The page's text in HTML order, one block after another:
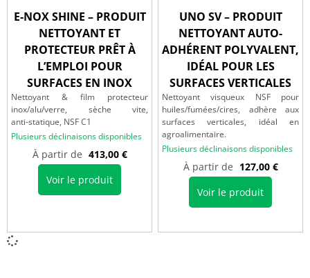
E-NOX SHINE – PRODUIT
NETTOYANT ET
PROTECTEUR PRÊT À
L’EMPLOI POUR
SURFACES EN INOX
Nettoyant & film protecteur
inox/alu/verre, sèche vite,
anti‑statique, NSF C1
Plusieurs déclinaisons disponibles
À partir de 413,00 €
Voir le produit
UNO SV – PRODUIT
NETTOYANT AUTO-
ADHÉRENT POLYVALENT,
IDÉAL POUR LES
SURFACES VERTICALES
Nettoyant visqueux NSF pour
huiles/fumées/cires, adhère aux
surfaces verticales, idéal en
agroalimentaire.
Plusieurs déclinaisons disponibles
À partir de 127,00 €
Voir le produit